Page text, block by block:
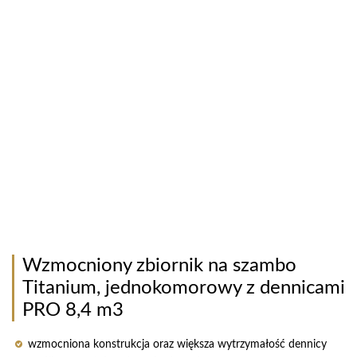
Wzmocniony zbiornik na szambo
Titanium, jednokomorowy z dennicami
PRO 8,4 m3
wzmocniona konstrukcja oraz większa wytrzymałość dennicy